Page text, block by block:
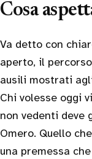
Cosa
Va detto con
aperto, il
ausili mostrati
Chi volesse oggi
non vedenti deve
Omero. Quello
una premessa